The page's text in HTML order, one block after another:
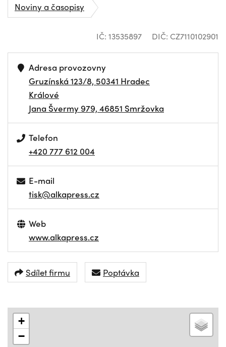
Noviny a časopisy
IČ: 13535897 DIČ: CZ7110102901
Adresa provozovny
Gruzínská 123/8, 50341 Hradec
Králové
Jana Švermy 979, 46851 Smržovka
Telefon
+420 777 612 004
E-mail
tisk@alkapress.cz
Web
www.alkapress.cz
Sdílet firmu Poptávka
+
−